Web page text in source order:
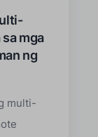
mga
ng
multi-